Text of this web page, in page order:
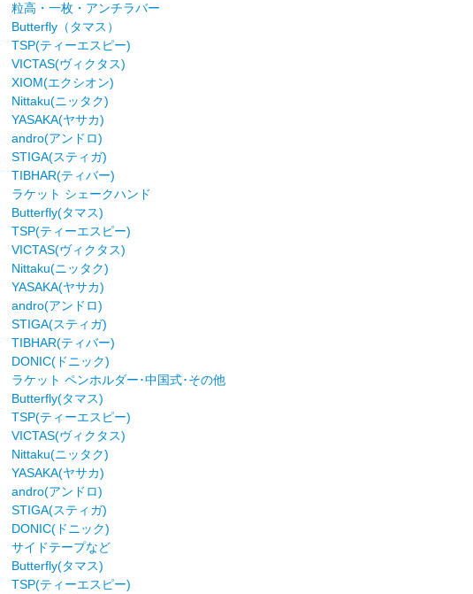
粒高・一枚・アンチラバー
Butterfly（タマス）
TSP(ティーエスピー)
VICTAS(ヴィクタス)
XIOM(エクシオン)
Nittaku(ニッタク)
YASAKA(ヤサカ)
andro(アンドロ)
STIGA(スティガ)
TIBHAR(ティバー)
ラケット シェークハンド
Butterfly(タマス)
TSP(ティーエスピー)
VICTAS(ヴィクタス)
Nittaku(ニッタク)
YASAKA(ヤサカ)
andro(アンドロ)
STIGA(スティガ)
TIBHAR(ティバー)
DONIC(ドニック)
ラケット ペンホルダー･中国式･その他
Butterfly(タマス)
TSP(ティーエスピー)
VICTAS(ヴィクタス)
Nittaku(ニッタク)
YASAKA(ヤサカ)
andro(アンドロ)
STIGA(スティガ)
DONIC(ドニック)
サイドテープなど
Butterfly(タマス)
TSP(ティーエスピー)